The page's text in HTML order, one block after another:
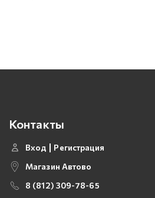
Контакты
Вход
Регистрация
Магазин Автово
8 (812) 309-78-65